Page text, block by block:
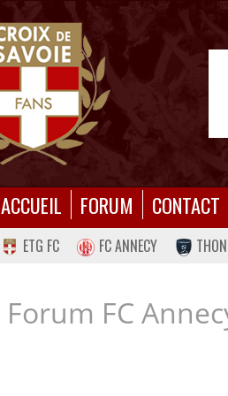
ACCUEIL FORUM CONTACT
ETG FC FC ANNECY
Forum FC